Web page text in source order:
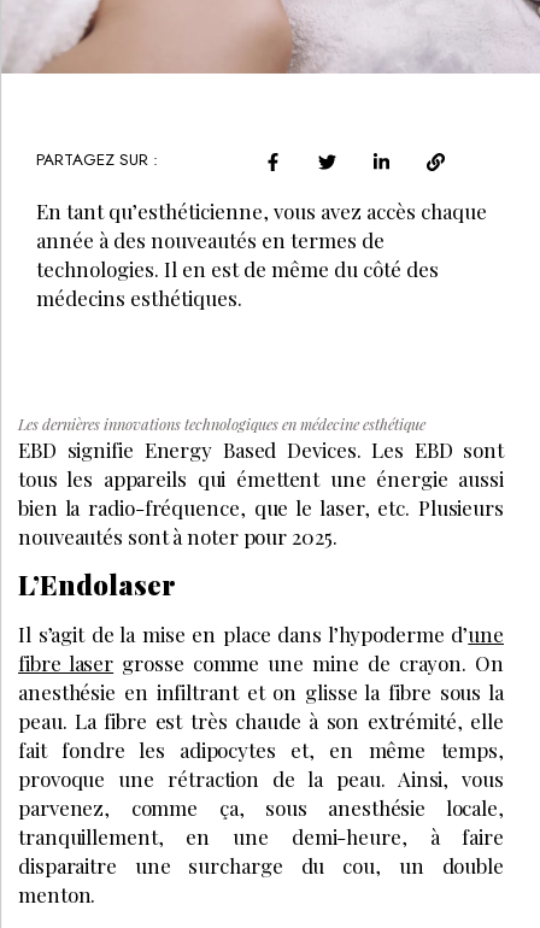
PARTAGEZ SUR :
En tant qu’esthéticienne, vous avez accès chaque
année à des nouveautés en termes de
technologies. Il en est de même du côté des
médecins esthétiques.
Les dernières innovations technologiques en médecine esthétique
EBD signifie Energy Based Devices. Les EBD sont
tous les appareils qui émettent une énergie aussi
bien la radio-fréquence, que le laser, etc. Plusieurs
nouveautés sont à noter pour 2025.
L’Endolaser
Il s’agit de la mise en place dans l’hypoderme d’une
fibre laser grosse comme une mine de crayon. On
anesthésie en infiltrant et on glisse la fibre sous la
peau. La fibre est très chaude à son extrémité, elle
fait fondre les adipocytes et, en même temps,
provoque une rétraction de la peau. Ainsi, vous
parvenez, comme ça, sous anesthésie locale,
tranquillement, en une demi-heure, à faire
disparaitre une surcharge du cou, un double
menton.